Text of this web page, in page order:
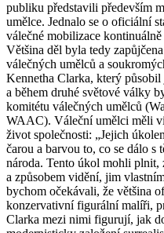
publiku představili především
umělce. Jednalo se o oficiální
válečné mobilizace
Většina děl byla tedy
válečných umělců a
Kennetha Clarka, který
a během druhé světové války
komitétu válečných umělců
WAAC). Váleční umělci měli
život společnosti: „Jejich
čarou a barvou to, co se dálo s
národa. Tento úkol mohli plnit,
a způsobem vidění, jim
bychom očekávali, že většina
konzervativní figurální malíři,
Clarka mezi nimi figurují, jak